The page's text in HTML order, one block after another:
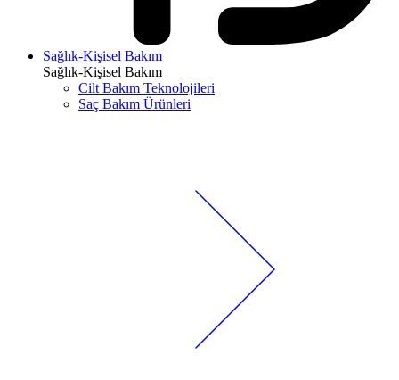
Sağlık-Kişisel Bakım
Sağlık-Kişisel Bakım
Cilt Bakım Teknolojileri
Saç Bakım Ürünleri